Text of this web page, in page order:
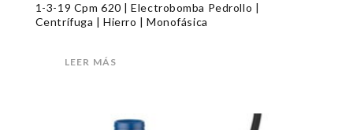
1-3-19 Cpm 620 | Electrobomba Pedrollo |
Centrífuga | Hierro | Monofásica
LEER MÁS